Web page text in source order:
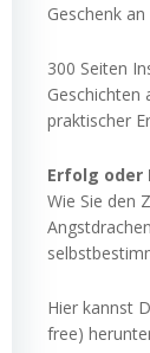
Geschenk
300 Seiten
Geschichten
praktischer
Erfolg oder
Wie Sie den
Hier kannst
free)